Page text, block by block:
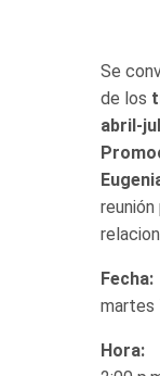
Se
de los
abril-
Fecha:
martes
Hora: